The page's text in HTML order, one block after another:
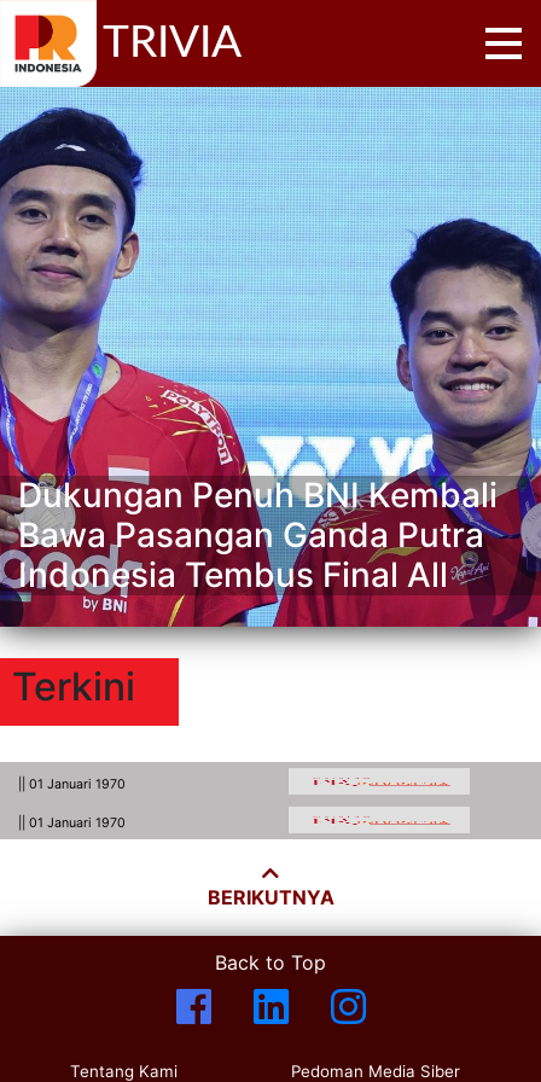
TRIVIA
Dukungan Penuh BNI Kembali
Bawa Pasangan Ganda Putra
Indonesia Tembus Final All
Terkini
|| 01 Januari 1970
|| 01 Januari 1970
BERIKUTNYA
Back to Top
Tentang Kami Pedoman Media Siber